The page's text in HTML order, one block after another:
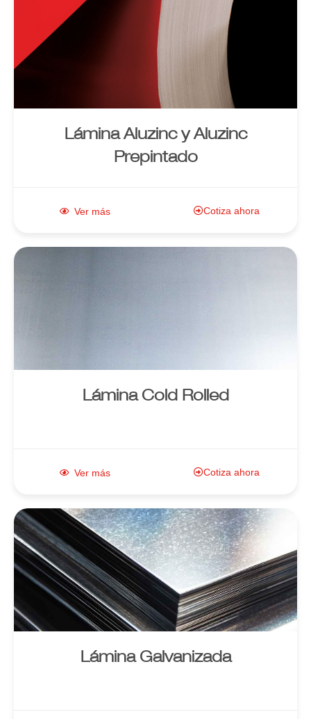
Enlace al
producto
Lámina Aluzinc y Aluzinc
Prepintado
Ver más Cotiza ahora
Enlace al
producto
Lámina Cold Rolled
Ver más Cotiza ahora
Enlace al
producto
Lámina Galvanizada